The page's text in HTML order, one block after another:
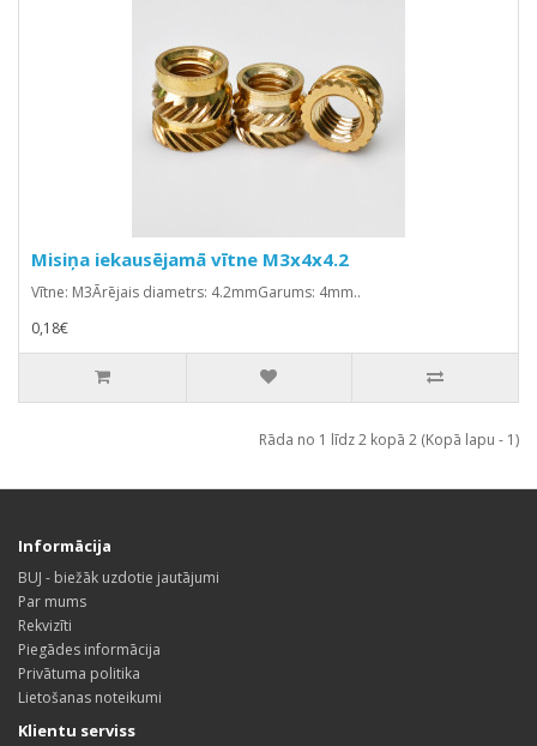
Misiņa iekausējamā vītne M3x4x4.2
Vītne: M3Ārējais diametrs: 4.2mmGarums: 4mm..
0,18€
Rāda no 1 līdz 2 kopā 2 (Kopā lapu - 1)
Informācija
BUJ - biežāk uzdotie jautājumi
Par mums
Rekvizīti
Piegādes informācija
Privātuma politika
Lietošanas noteikumi
Klientu serviss